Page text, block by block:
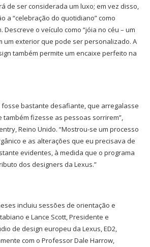
de ser considerada um luxo; em vez disso,
a “celebração do quotidiano” como
o veículo como “jóia no céu – um
um exterior que pode ser personalizado. A
também permite um encaixe perfeito na
fosse bastante desafiante, que arregalasse
também fizesse as pessoas sorrirem”,
Reino Unido. “Mostrou-se um processo
e as alterações que eu precisava de
evidentes, à medida que o programa
dos designers da Lexus.”
incluiu sessões de orientação e
e Lance Scott, Presidente e
de design europeu da Lexus, ED2,
com o Professor Dale Harrow,